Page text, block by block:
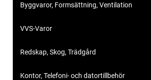
Byggvaror, Formsättning, Ventilation
VVS-Varor
Redskap, Skog, Trädgård
Kontor, Telefoni- och datortillbehör